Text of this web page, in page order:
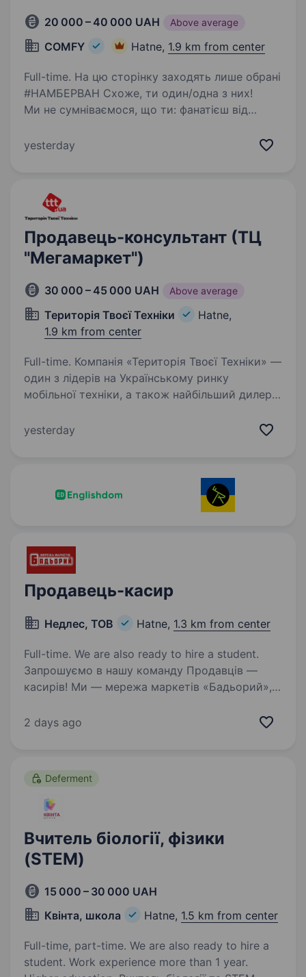
20 000 – 40 000 UAH Above average
COMFY Hatne, 1.9 km from center
Full-time. На цю сторінку заходять лише обрані
#НАМБЕРВАН Схоже, ти один/одна з них!
Ми не сумніваємося, що ти: фанатієш від
умієш чути потреби клієнтів і допомагати їм
yesterday
Продавець-консультант (ТЦ
"Мегамаркет")
30 000 – 45 000 UAH Above average
Територія Твоєї Техніки
Hatne,
1.9 km from center
Full-time. Компанія «Територія Твоєї Техніки» —
один з лідерів на Українському ринку
мобільної техніки, а також найбільший дилер
з розширенням мережі, оголошує конкурс
yesterday
Продавець-касир
Недлес, ТОВ Hatne, 1.3 km from center
Full-time. We are also ready to hire a student.
Запрошуємо в нашу команду Продавців —
касирів! Ми — мережа маркетів «Бадьорий»,
з привабливими цінами та асортиментом
2 days ago
Deferment
Вчитель біології, фізики
(STEM)
15 000 – 30 000 UAH
Квінта, школа
Hatne, 1.5 km from center
Full-time, part-time. We are also ready to hire a
student. Work experience more than 1 year.